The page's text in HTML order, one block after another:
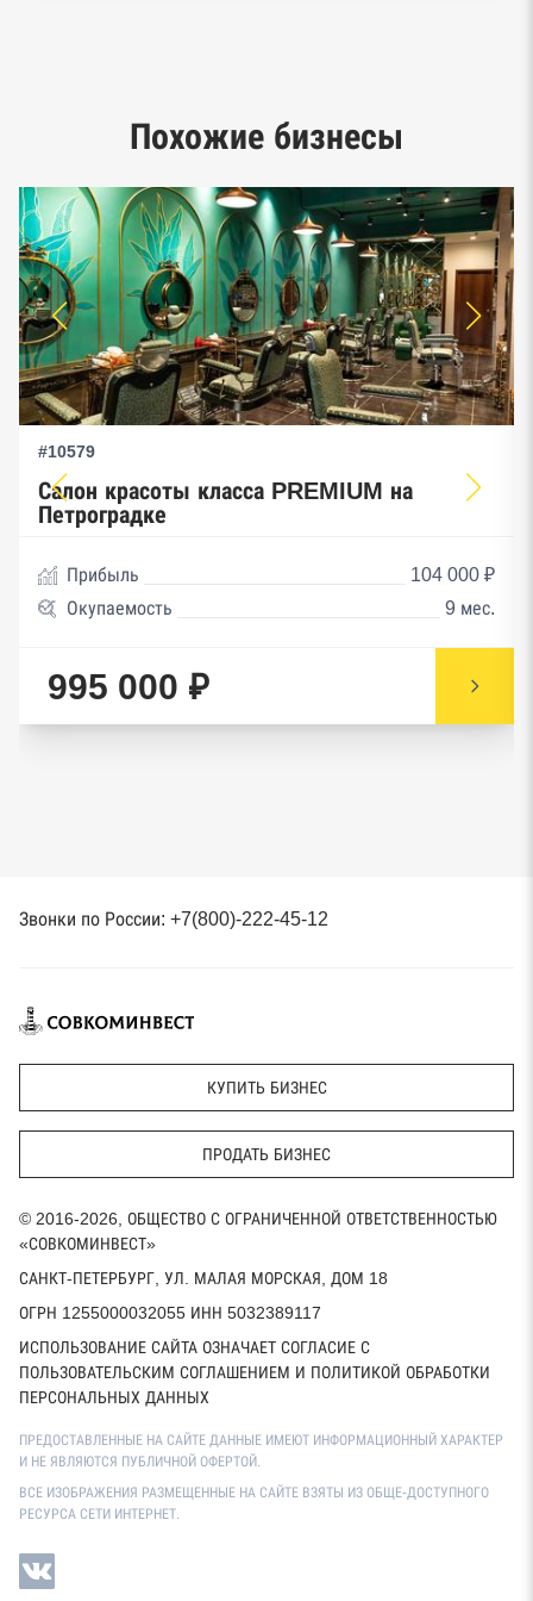
предпринимательства ФНС
Похожие бизнесы
#10579
Салон красоты класса PREMIUM на
Петроградке
Прибыль
104 000 ₽
Окупаемость
9 мес.
995 000 ₽
Звонки по России: +7(800)-222-45-12
КУПИТЬ БИЗНЕС
ПРОДАТЬ БИЗНЕС
© 2016-2026, ОБЩЕСТВО С ОГРАНИЧЕННОЙ ОТВЕТСТВЕННОСТЬЮ
«СОВКОМИНВЕСТ»
САНКТ-ПЕТЕРБУРГ, УЛ. МАЛАЯ МОРСКАЯ, ДОМ 18
ОГРН 1255000032055 ИНН 5032389117
ИСПОЛЬЗОВАНИЕ САЙТА ОЗНАЧАЕТ СОГЛАСИЕ С
ПОЛЬЗОВАТЕЛЬСКИМ СОГЛАШЕНИЕМ И ПОЛИТИКОЙ ОБРАБОТКИ
ПЕРСОНАЛЬНЫХ ДАННЫХ
ПРЕДОСТАВЛЕННЫЕ НА САЙТЕ ДАННЫЕ ИМЕЮТ ИНФОРМАЦИОННЫЙ ХАРАКТЕР
И НЕ ЯВЛЯЮТСЯ ПУБЛИЧНОЙ ОФЕРТОЙ.
ВСЕ ИЗОБРАЖЕНИЯ РАЗМЕЩЕННЫЕ НА САЙТЕ ВЗЯТЫ ИЗ ОБЩЕ-ДОСТУПНОГО
РЕСУРСА СЕТИ ИНТЕРНЕТ.